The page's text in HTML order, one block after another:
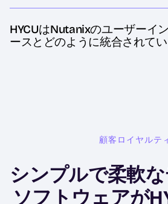
HYCUはNutanixのユーザーイ
ースとどのように統合されて
顧客ロイヤルテ
シンプルで柔軟
ソフトウェアが